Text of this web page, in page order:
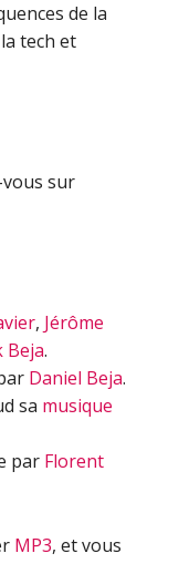
de la
tech et
sur
, Jérôme
Beja.
Daniel Beja.
sa musique
par Florent
MP3, et vous